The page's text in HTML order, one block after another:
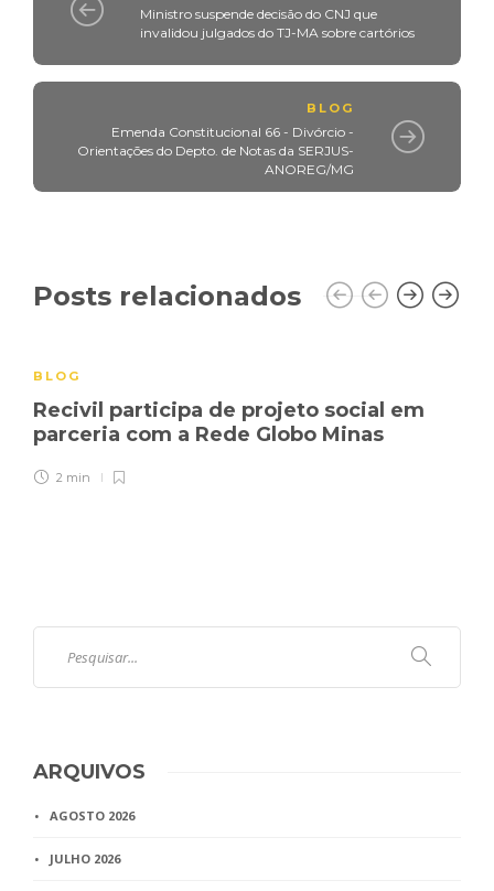
Ministro suspende decisão do CNJ que
invalidou julgados do TJ-MA sobre cartórios
BLOG
Emenda Constitucional 66 - Divórcio -
Orientações do Depto. de Notas da SERJUS-
ANOREG/MG
Posts relacionados
BLOG
Recivil participa de projeto social em
parceria com a Rede Globo Minas
2 min
ARQUIVOS
AGOSTO 2026
JULHO 2026